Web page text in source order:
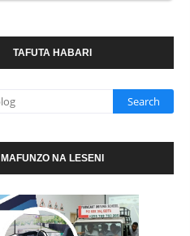
TAFUTA HABARI
MAFUNZO NA LESENI